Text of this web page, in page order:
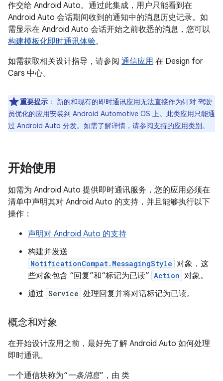
作交给 Android Auto。通过此集成，用户只能看到在
Android Auto 会话期间收到的通知中的消息历史记录。如
需显示在 Android Auto 会话开始之前收悉的消息，您可以
构建模板化即时通讯体验。
如需获取相关设计指导，请参阅 通信应用 在 Design for
Cars 中心。
重要提示 ：
新的和现有的即时通讯应用无法直接作为针对 驾驶
员优化的应用安装到 Android Automotive OS 上。此类应用只能通
过 Android Auto 分发。如需了解详情，请参阅支持的应用类别。
开始使用
如需为 Android Auto 提供即时通讯服务，您的应用必须在
清单中声明其对 Android Auto 的支持，并且能够执行以下
操作：
声明对 Android Auto 的支持
构建并发送
NotificationCompat.MessagingStyle 对象，这
些对象包含 “回复”和“标记为已读” Action 对象。
通过 Service 处理回复并将对话标记为已读。
概念和对象
在开始设计应用之前，最好先了解 Android Auto 如何处理
即时通讯。
一个通信块称为“一条消息”，由 类